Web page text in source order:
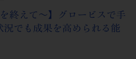
終えて～】グロービスで手
況でも成果を高められる能